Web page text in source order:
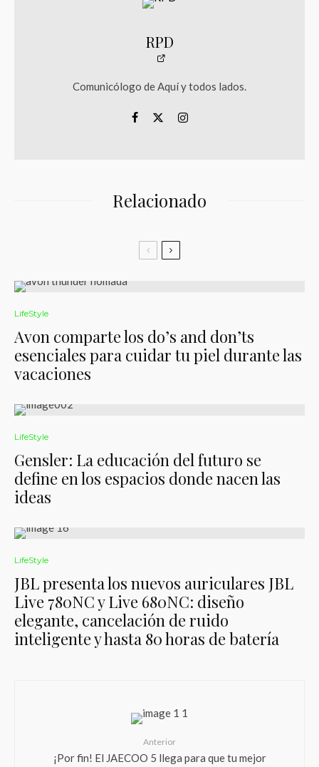
RPD
Comunicólogo de Aquí y todos lados.
Relacionado
LifeStyle
Avon comparte los do’s and don’ts
esenciales para cuidar tu piel durante las
vacaciones
LifeStyle
Gensler: La educación del futuro se
define en los espacios donde nacen las
ideas
LifeStyle
JBL presenta los nuevos auriculares JBL
Live 780NC y Live 680NC: diseño
elegante, cancelación de ruido
inteligente y hasta 80 horas de batería
Anterior
¡Por fin! El JAECOO 5 llega para que tu mejor